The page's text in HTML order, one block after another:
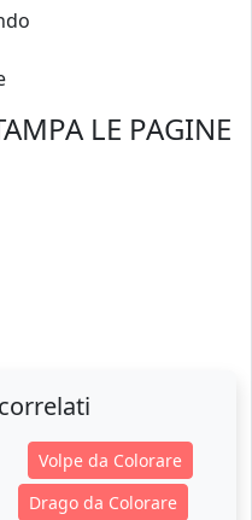
LE PAGINE
Volpe da Colorare
Drago da Colorare